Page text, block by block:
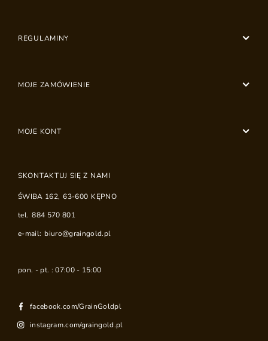
REGULAMINY
MOJE ZAMÓWIENIE
MOJE KONT
SKONTAKTUJ SIĘ Z NAMI
ŚWIBA 162, 63-600 KĘPNO
tel. 884 570 801
e-mail: biuro@graingold.pl
pon. - pt. : 07:00 - 15:00
facebook.com/GrainGoldpl
instagram.com/graingold.pl